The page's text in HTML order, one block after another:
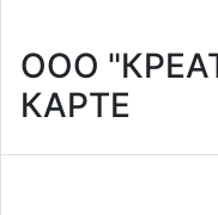
ООО
КАРТЕ